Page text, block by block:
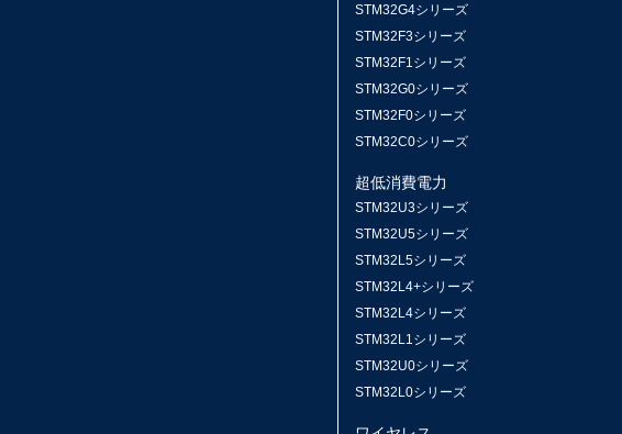
STM32G4シリーズ
STM32F3シリーズ
STM32F1シリーズ
STM32G0シリーズ
STM32F0シリーズ
STM32C0シリーズ
超低消費電力
STM32U3シリーズ
STM32U5シリーズ
STM32L5シリーズ
STM32L4+シリーズ
STM32L4シリーズ
STM32L1シリーズ
STM32U0シリーズ
STM32L0シリーズ